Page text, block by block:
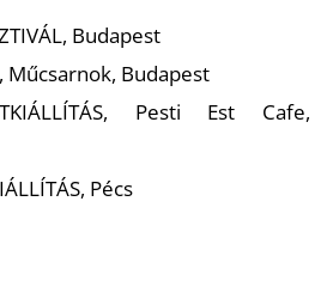
Budapest
Műcsarnok, Budapest
Pesti Est Cafe,
Pécs